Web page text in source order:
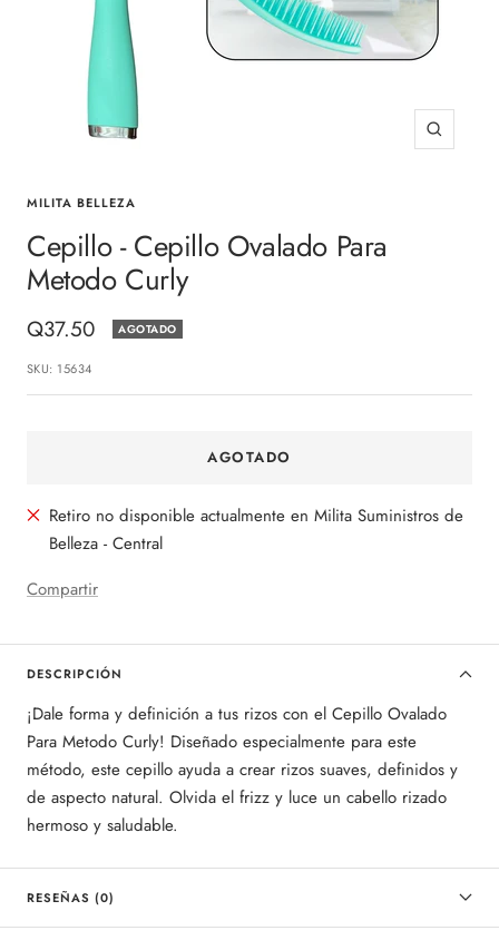
Zoom
MILITA BELLEZA
Cepillo - Cepillo Ovalado Para
Metodo Curly
Precio
de
venta
Q37.50 AGOTADO
SKU: 15634
AGOTADO
Retiro no disponible actualmente en Milita Suministros de
Belleza - Central
Compartir
DESCRIPCIÓN
¡Dale forma y definición a tus rizos con el Cepillo Ovalado
Para Metodo Curly! Diseñado especialmente para este
método, este cepillo ayuda a crear rizos suaves, definidos y
de aspecto natural. Olvida el frizz y luce un cabello rizado
hermoso y saludable.
RESEÑAS (0)